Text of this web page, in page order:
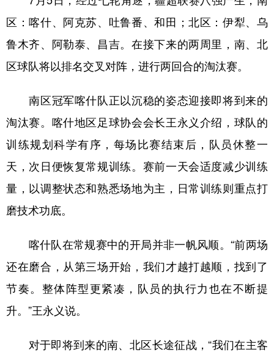
区：喀什、阿克苏、吐鲁番、和田；北区：伊犁、乌
鲁木齐、阿勒泰、昌吉。在接下来的两周里，南、北
区球队将以排名交叉对阵，进行两回合的淘汰赛。
南区冠军喀什队正以沉稳的姿态迎接即将到来的
淘汰赛。喀什地区足球协会会长王永义介绍，球队的
训练规划科学有序，每场比赛结束后，队员休整一
天，次日便恢复常规训练。赛前一天会适度减少训练
量，以调整状态和熟悉场地为主，日常训练则重点打
磨技术功底。
喀什队在常规赛中的开局并非一帆风顺。“前两场
还在磨合，从第三场开始，我们才越打越顺，找到了
节奏。整体阵型更紧凑，队员的执行力也在不断提
升。”王永义说。
对于即将到来的南、北区长途征战，“我们在主客